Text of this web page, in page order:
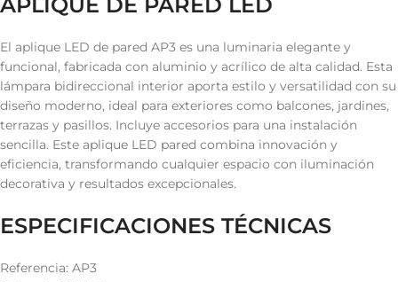
APLIQUE DE PARED LED
El aplique LED de pared AP3 es una luminaria elegante y
funcional, fabricada con aluminio y acrílico de alta calidad. Esta
lámpara bidireccional interior aporta estilo y versatilidad con su
diseño moderno, ideal para exteriores como balcones, jardines,
terrazas y pasillos. Incluye accesorios para una instalación
sencilla. Este aplique LED pared combina innovación y
eficiencia, transformando cualquier espacio con iluminación
decorativa y resultados excepcionales.
ESPECIFICACIONES TÉCNICAS
Referencia: AP3